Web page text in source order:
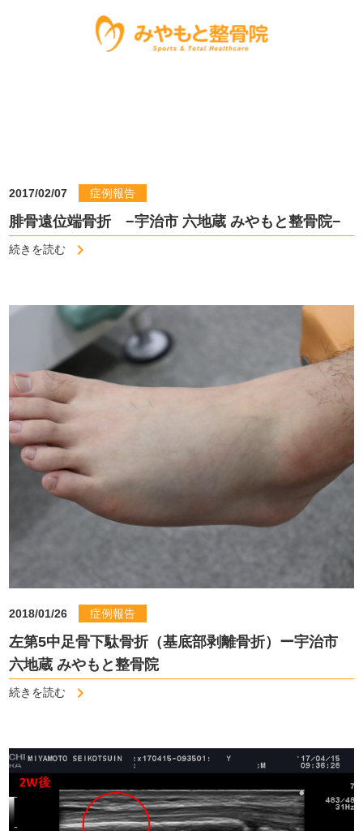
2017/02/07 症例報告
腓骨遠位端骨折 −宇治市 六地蔵 みやもと整骨院−
続きを読む
2018/01/26 症例報告
左第5中足骨下駄骨折（基底部剥離骨折）ー宇治市
六地蔵 みやもと整骨院
続きを読む